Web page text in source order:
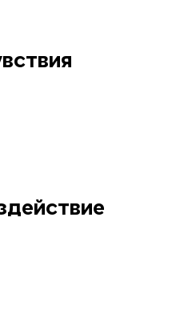
контролирует ваше